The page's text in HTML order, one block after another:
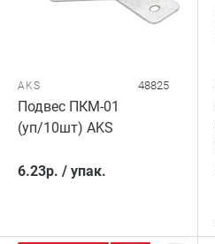
AKS 48825
Подвес ПКМ-01
(уп/10шт) AKS
6.23р. / упак.